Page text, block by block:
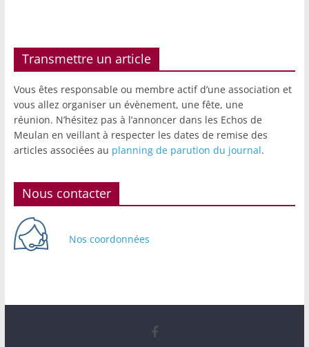
Transmettre un article
Vous êtes responsable ou membre actif d’une association et
vous allez organiser un évènement, une fête, une
réunion. N’hésitez pas à l’annoncer dans les Echos de
Meulan en veillant à respecter les dates de remise des
articles associées au planning de parution du journal.
Nous contacter
Nos coordonnées